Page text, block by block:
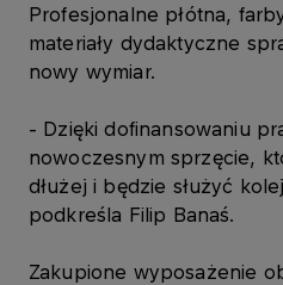
Profesjonalne płótna,
materiały dydaktyczne
nowy wymiar.
- Dzięki dofinansowaniu
nowoczesnym sprzęcie,
dłużej i będzie służyć
podkreśla Filip Banaś.
Zakupione wyposażenie